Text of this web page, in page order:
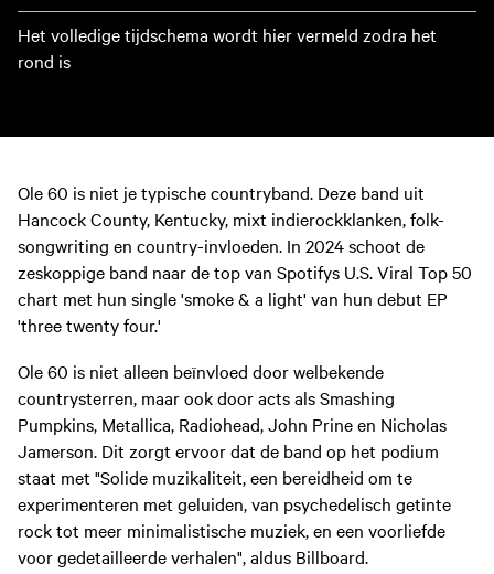
Het volledige tijdschema wordt hier vermeld zodra het
rond is
Ole 60 is niet je typische countryband. Deze band uit
Hancock County, Kentucky, mixt indierockklanken, folk-
songwriting en country-invloeden. In 2024 schoot de
zeskoppige band naar de top van Spotifys U.S. Viral Top 50
chart met hun single 'smoke & a light' van hun debut EP
'three twenty four.'
Ole 60 is niet alleen beïnvloed door welbekende
countrysterren, maar ook door acts als Smashing
Pumpkins, Metallica, Radiohead, John Prine en Nicholas
Jamerson. Dit zorgt ervoor dat de band op het podium
staat met "Solide muzikaliteit, een bereidheid om te
experimenteren met geluiden, van psychedelisch getinte
rock tot meer minimalistische muziek, en een voorliefde
voor gedetailleerde verhalen", aldus Billboard.